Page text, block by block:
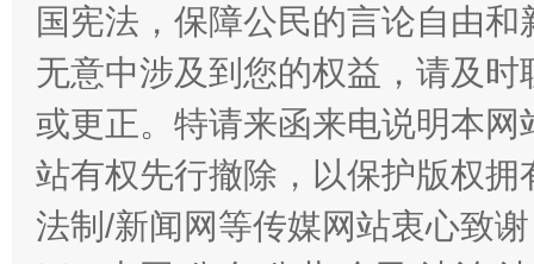
揭开“小金库”的免责幌子
国宪法，保障公民的言论自由
无意中涉及到您的权益，请及
或更正。特请来函来电说明本
站有权先行撤除，以保护版权
法制/新闻网等传媒网站衷心致